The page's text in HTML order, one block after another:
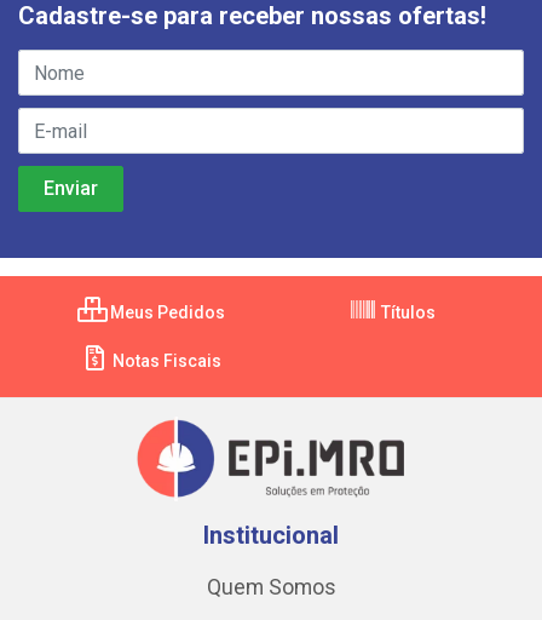
Cadastre-se para receber nossas ofertas!
Meus Pedidos Títulos
Notas Fiscais
Institucional
Quem Somos